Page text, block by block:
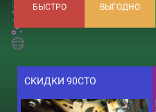
БЫСТРО ВЫГОДНО
СКИДКИ 90СТО